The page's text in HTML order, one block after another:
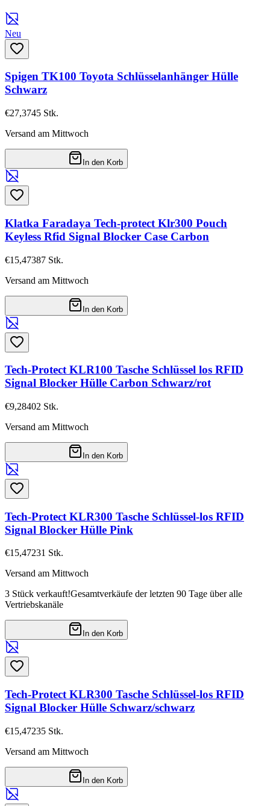
Neu
Spigen TK100 Toyota Schlüsselanhänger Hülle
Schwarz
€27,3745 Stk.
Versand am Mittwoch
In den Korb
Klatka Faradaya Tech-protect Klr300 Pouch
Keyless Rfid Signal Blocker Case Carbon
€15,47387 Stk.
Versand am Mittwoch
In den Korb
Tech-Protect KLR100 Tasche Schlüssel los RFID
Signal Blocker Hülle Carbon Schwarz/rot
€9,28402 Stk.
Versand am Mittwoch
In den Korb
Tech-Protect KLR300 Tasche Schlüssel-los RFID
Signal Blocker Hülle Pink
€15,47231 Stk.
Versand am Mittwoch
3 Stück verkauft!Gesamtverkäufe der letzten 90 Tage über alle
Vertriebskanäle
In den Korb
Tech-Protect KLR300 Tasche Schlüssel-los RFID
Signal Blocker Hülle Schwarz/schwarz
€15,47235 Stk.
Versand am Mittwoch
In den Korb